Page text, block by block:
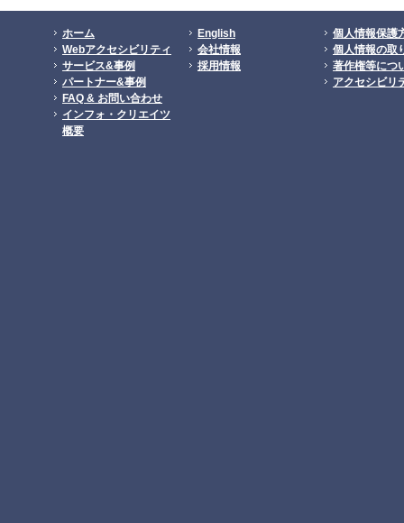
ホーム
Webアクセシビリティ
サービス&事例
パートナー&事例
FAQ & お問い合わせ
インフォ・クリエイツ
概要
English
会社情報
採用情報
個人情報保護
個人情報の取
著作権等につ
アクセシビリ